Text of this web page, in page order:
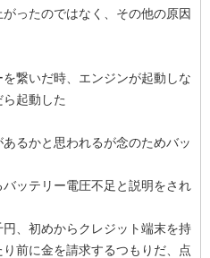
ったのではなく、その他の原因
繋いだ時、エンジンが起動しな
起動した
るかと思われるが念のためバッ
バッテリー電圧不足と説明をされ
円、初めからクレジット端末を持
前に金を請求するつもりだ、点